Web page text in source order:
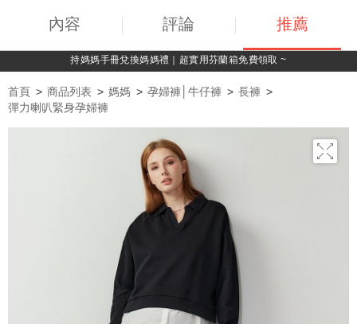
綁定LINE好友，500購物金立即折！
首頁 商品列表 媽媽 孕婦褲│牛仔褲
長褲
彈力喇叭緊身孕婦褲
內容 評論 推薦